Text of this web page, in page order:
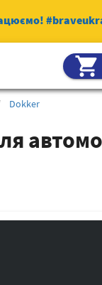
shopping_cart
Dokker